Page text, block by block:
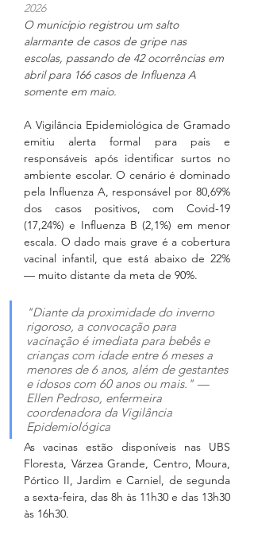
2026
O município registrou um salto
alarmante de casos de gripe nas
escolas, passando de 42 ocorrências em
abril para 166 casos de Influenza A
somente em maio.
A Vigilância Epidemiológica de Gramado
emitiu alerta formal para pais e
responsáveis após identificar surtos no
ambiente escolar. O cenário é dominado
pela Influenza A, responsável por 80,69%
dos casos positivos, com Covid-19
(17,24%) e Influenza B (2,1%) em menor
escala. O dado mais grave é a cobertura
vacinal infantil, que está abaixo de 22%
— muito distante da meta de 90%.
"Diante da proximidade do inverno
rigoroso, a convocação para
vacinação é imediata para bebês e
crianças com idade entre 6 meses a
menores de 6 anos, além de gestantes
e idosos com 60 anos ou mais." —
Ellen Pedroso, enfermeira
coordenadora da Vigilância
Epidemiológica
As vacinas estão disponíveis nas UBS
Floresta, Várzea Grande, Centro, Moura,
Pórtico II, Jardim e Carniel, de segunda
a sexta-feira, das 8h às 11h30 e das 13h30
às 16h30.